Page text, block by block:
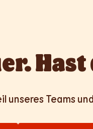
Hast
unseres Teams